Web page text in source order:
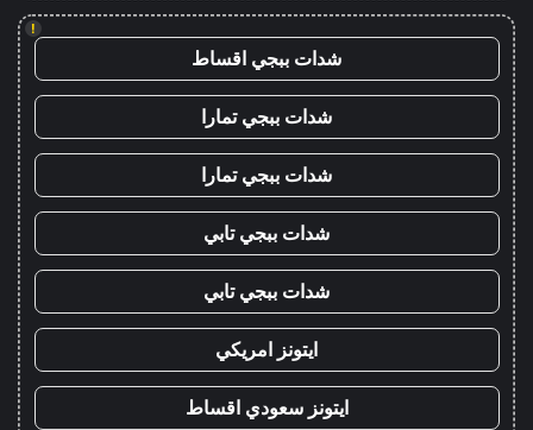
!
شدات ببجي اقساط
شدات ببجي تمارا
شدات ببجي تمارا
شدات ببجي تابي
شدات ببجي تابي
ايتونز امريكي
ايتونز سعودي اقساط